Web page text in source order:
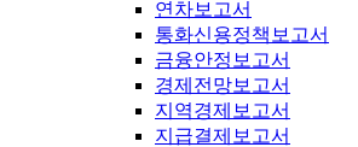
연차보고서
통화신용정책보고서
금융안정보고서
경제전망보고서
지역경제보고서
지급결제보고서